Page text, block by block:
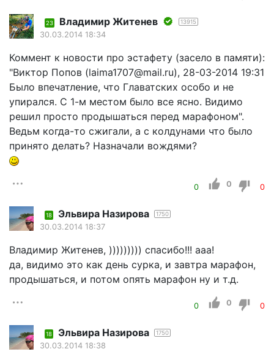
23 Владимир Житенев 13915
30.03.2014 18:34
Коммент к новости про эстафету (засело в памяти):
"Виктор Попов (laima1707@mail.ru), 28-03-2014 19:31
Было впечатление, что Главатских особо и не
упирался. С 1-м местом было все ясно. Видимо
решил просто продышаться перед марафоном".
Ведьм когда-то сжигали, а с колдунами что было
принято делать? Назначали вождями?
0 0 0
18 Эльвира Назирова 1750
30.03.2014 18:37
Владимир Житенев, ))))))))) спасибо!!! ааа!
да, видимо это как день сурка, и завтра марафон,
продышаться, и потом опять марафон ну и т.д.
0 0 0
18 Эльвира Назирова 1750
30.03.2014 18:38